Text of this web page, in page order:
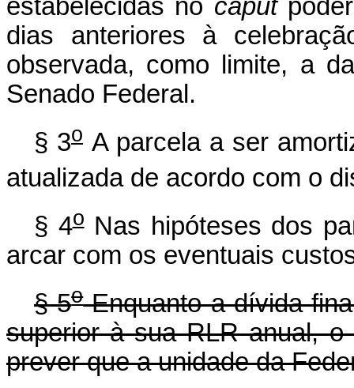
estabelecidas no caput
dias anteriores à
observada, como limite, a
Senado Federal.
§ 3o A parcela a ser
atualizada de acordo com o
§ 4oNas hipóteses dos
arcar com os eventuais
§ 5oEnquanto a dívida
superior à sua RLR anual, o
prever que a unidade da